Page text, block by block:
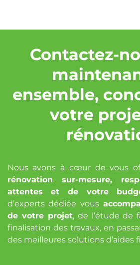
Contactez-
ensemble,
votre
Nous avons à cœur de vous
rénovation sur-mesure,
attentes et de votre
d’experts dédiée vous
de votre projet, de l’étude de
finalisation des travaux, en
des meilleures solutions d’aides